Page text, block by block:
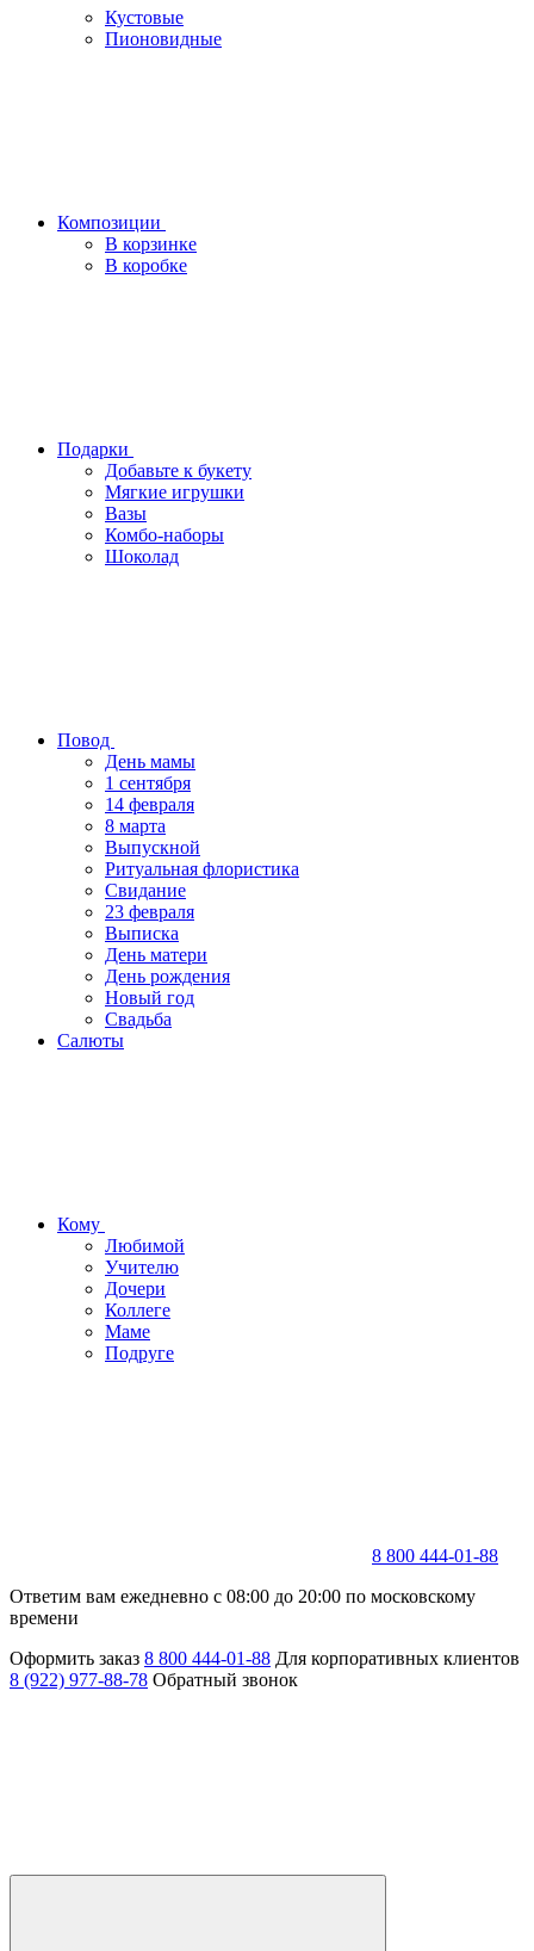
Кустовые
Пионовидные
Композиции
В корзинке
В коробке
Подарки
Добавьте к букету
Мягкие игрушки
Вазы
Комбо-наборы
Шоколад
Повод
День мамы
1 сентября
14 февраля
8 марта
Выпускной
Ритуальная флористика
Свидание
23 февраля
Выписка
День матери
День рождения
Новый год
Свадьба
Салюты
Кому
Любимой
Учителю
Дочери
Коллеге
Маме
Подруге
8 800 444-01-88
Ответим вам ежедневно с 08:00 до 20:00 по московскому
времени
Оформить заказ 8 800 444-01-88 Для корпоративных клиентов
8 (922) 977-88-78 Обратный звонок